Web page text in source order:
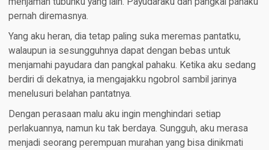
pernah diremasnya.
Yang aku heran, dia tetap paling suka meremas pantatku,
walaupun ia sesungguhnya dapat dengan bebas untuk
menjamahi payudara dan pangkal pahaku. Ketika aku sedang
berdiri di dekatnya, ia mengajakku ngobrol sambil jarinya
menelusuri belahan pantatnya.
Dengan perasaan malu aku ingin menghindari setiap
perlakuannya, namun ku tak berdaya. Sungguh, aku merasa
menjadi seorang perempuan murahan yang bisa dinikmati